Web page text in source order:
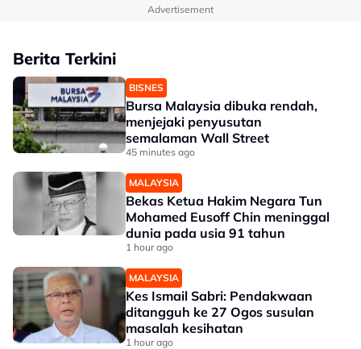
Advertisement
Berita Terkini
BISNES
Bursa Malaysia dibuka rendah,
menjejaki penyusutan
semalaman Wall Street
45 minutes ago
MALAYSIA
Bekas Ketua Hakim Negara Tun
Mohamed Eusoff Chin meninggal
dunia pada usia 91 tahun
1 hour ago
MALAYSIA
Kes Ismail Sabri: Pendakwaan
ditangguh ke 27 Ogos susulan
masalah kesihatan
1 hour ago